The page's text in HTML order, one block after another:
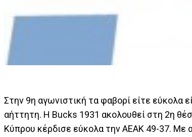
Στην 9η αγωνιστική τα φαβορί είτε εύκολα
αήττητη. Η Bucks 1931 ακολουθεί στη 2η
Κύπρου κέρδισε εύκολα την ΑΕΑΚ 49-37. Με